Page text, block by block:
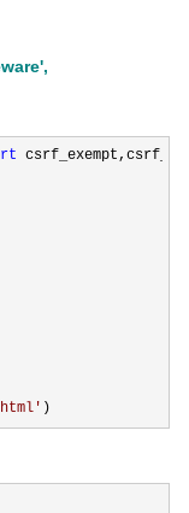
' )